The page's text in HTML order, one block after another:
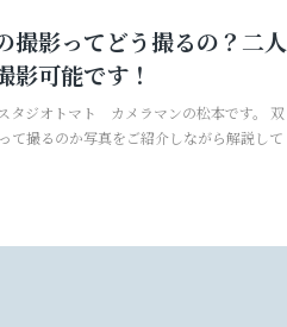
撮影ってどう撮るの？二人
影可能です！
タジオトマト カメラマンの松本です。 双
て撮るのか写真をご紹介しながら解説して